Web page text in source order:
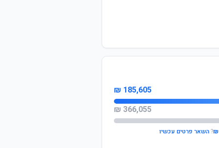
185,605 ₪
366,055 ₪
?השאר פרטים עכשיו